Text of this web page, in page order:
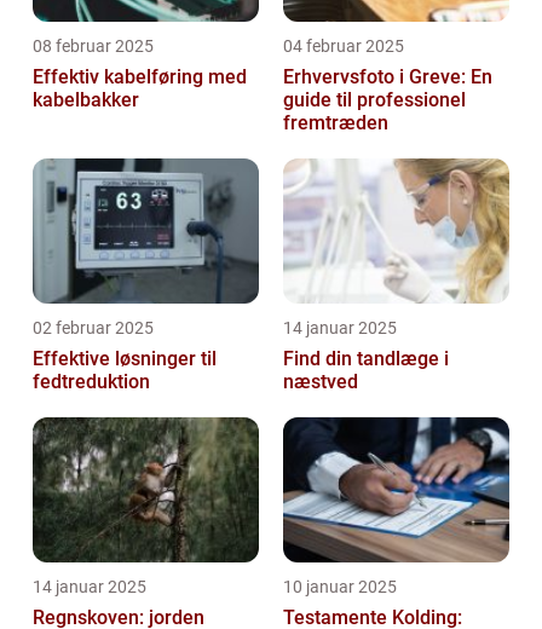
08 februar 2025
Effektiv kabelføring med
kabelbakker
04 februar 2025
Erhvervsfoto i Greve: En
guide til professionel
fremtræden
02 februar 2025
Effektive løsninger til
fedtreduktion
14 januar 2025
Find din tandlæge i
næstved
14 januar 2025
Regnskoven: jorden
10 januar 2025
Testamente Kolding: